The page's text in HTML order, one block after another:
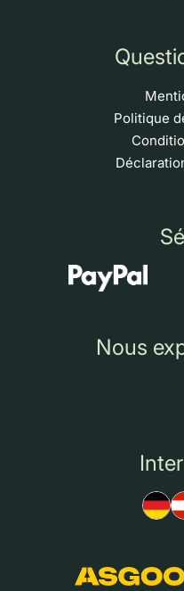
Politique
Nous